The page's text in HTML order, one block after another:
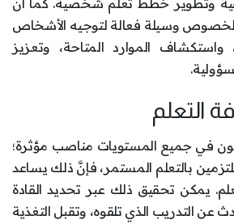
وتطوير خطط تعلم شخصية. كما أنَّ
وسيلة فعالة لتوجيه الأشخاص
واستكشاف الموارد المتاحة، وتعزيز
في جميع المستويات مناصب مؤثرة؛
ملتزمين بالتعلم المستمر، فإنَّ ذلك يساعد
يمكن تحقيق ذلك عبر تحديد القادة
عن التدريب الذي تلقوه، وتقبل التغذية